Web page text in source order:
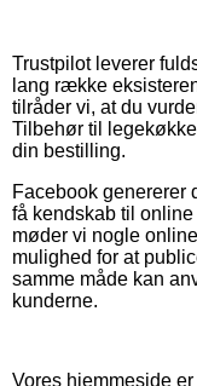
Trustpilot leverer
lang række
tilråder vi, at du
Tilbehør til
din bestilling.
Facebook
få kendskab til
møder vi nogle
mulighed for at
samme måde kan
kunderne.
Vores hjemmeside